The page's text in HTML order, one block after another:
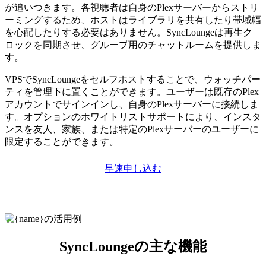
が追いつきます。各視聴者は自身のPlexサーバーからストリ
ーミングするため、ホストはライブラリを共有したり帯域幅
を心配したりする必要はありません。SyncLoungeは再生ク
ロックを同期させ、グループ用のチャットルームを提供しま
す。
VPSでSyncLoungeをセルフホストすることで、ウォッチパー
ティを管理下に置くことができます。ユーザーは既存のPlex
アカウントでサインインし、自身のPlexサーバーに接続しま
す。オプションのホワイトリストサポートにより、インスタ
ンスを友人、家族、または特定のPlexサーバーのユーザーに
限定することができます。
早速申し込む
SyncLoungeの主な機能